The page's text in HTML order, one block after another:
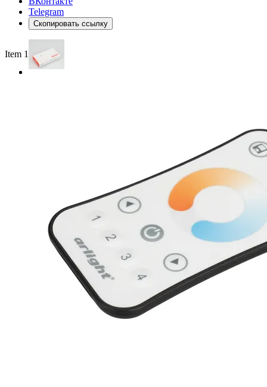
Telegram
Скопировать ссылку
Item 1 of 2